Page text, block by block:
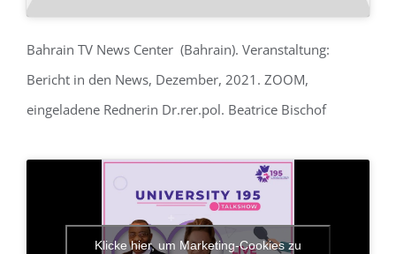
Bahrain TV News Center (Bahrain). Veranstaltung:
Bericht in den News, Dezember, 2021. ZOOM,
eingeladene Rednerin Dr.rer.pol. Beatrice Bischof
Klicke hier, um Marketing-Cookies zu